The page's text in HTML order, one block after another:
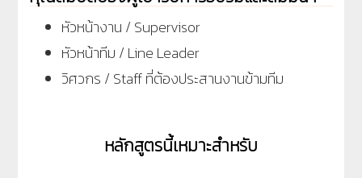
หัวหน้างาน / Supervisor
หัวหน้าทีม / Line Leader
วิศวกร / Staff ที่ต้องประสานงานข้ามทีม
หลักสูตรนี้เหมาะสำหรับ